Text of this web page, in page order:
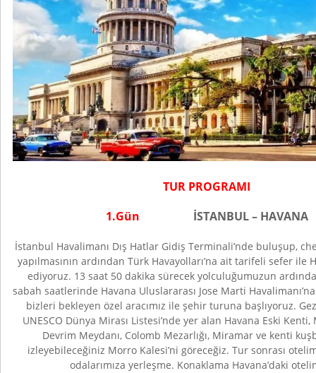
TUR PROGRAMI
1.Gün
İSTANBUL – HAVANA
İstanbul Havalimanı Dış Hatlar Gidiş Terminali’nde buluşup,
yapılmasının ardından Türk Havayolları’na ait tarifeli sefer ile
ediyoruz. 13 saat 50 dakika sürecek yolculuğumuzun
sabah saatlerinde Havana Uluslararası Jose Marti
bizleri bekleyen özel aracımız ile şehir turuna başlıyoruz.
UNESCO Dünya Mirası Listesi’nde yer alan Havana Eski Kenti,
Devrim Meydanı, Colomb Mezarlığı, Miramar ve kenti
izleyebileceğiniz Morro Kalesi’ni göreceğiz. Tur sonrası
odalarımıza yerleşme. Konaklama Havana’daki